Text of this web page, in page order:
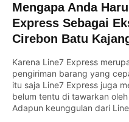
Mengapa Anda
Express Sebagai
Cirebon Batu
Karena Line7 Express
pengiriman barang yang
itu saja Line7 Express juga
belum tentu di tawarkan
Adapun keunggulan dari